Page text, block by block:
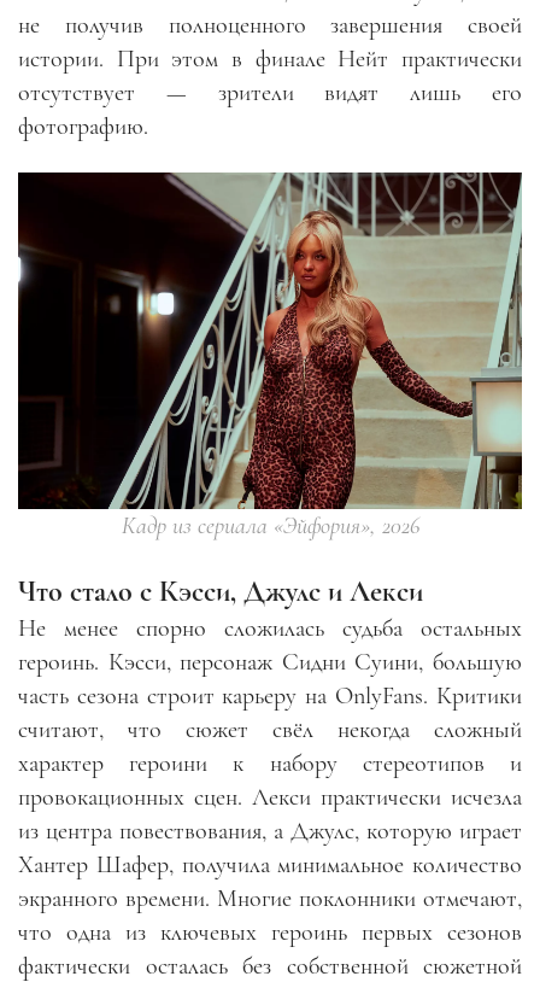
не получив полноценного завершения своей
истории. При этом в финале Нейт практически
отсутствует — зрители видят лишь его
фотографию.
Кадр из сериала «Эйфория», 2026
Что стало с Кэсси, Джулс и Лекси
Не менее спорно сложилась судьба остальных
героинь. Кэсси, персонаж Сидни Суини, большую
часть сезона строит карьеру на OnlyFans. Критики
считают, что сюжет свёл некогда сложный
характер героини к набору стереотипов и
провокационных сцен. Лекси практически исчезла
из центра повествования, а Джулс, которую играет
Хантер Шафер, получила минимальное количество
экранного времени. Многие поклонники отмечают,
что одна из ключевых героинь первых сезонов
фактически осталась без собственной сюжетной